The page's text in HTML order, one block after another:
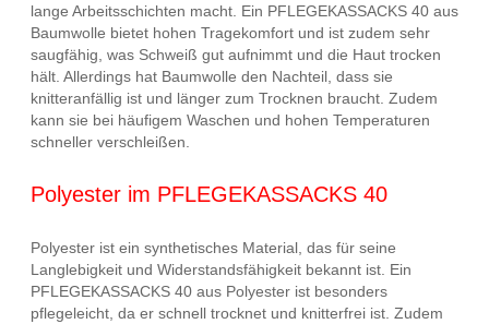
lange Arbeitsschichten macht. Ein PFLEGEKASSACKS 40 aus
Baumwolle bietet hohen Tragekomfort und ist zudem sehr
saugfähig, was Schweiß gut aufnimmt und die Haut trocken
hält. Allerdings hat Baumwolle den Nachteil, dass sie
knitteranfällig ist und länger zum Trocknen braucht. Zudem
kann sie bei häufigem Waschen und hohen Temperaturen
schneller verschleißen.
Polyester im PFLEGEKASSACKS 40
Polyester ist ein synthetisches Material, das für seine
Langlebigkeit und Widerstandsfähigkeit bekannt ist. Ein
PFLEGEKASSACKS 40 aus Polyester ist besonders
pflegeleicht, da er schnell trocknet und knitterfrei ist. Zudem